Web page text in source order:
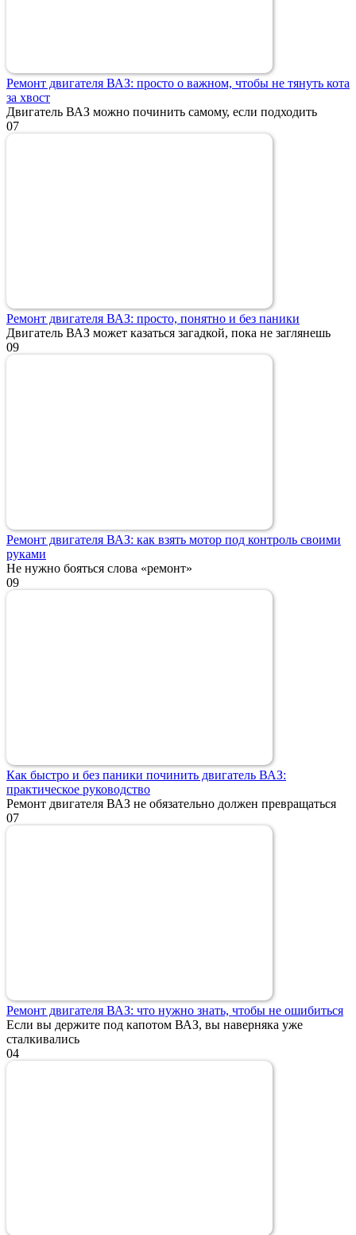
Ремонт двигателя ВАЗ: просто о важном, чтобы не тянуть кота
за хвост
Двигатель ВАЗ можно починить самому, если подходить
07
Ремонт двигателя ВАЗ: просто, понятно и без паники
Двигатель ВАЗ может казаться загадкой, пока не заглянешь
09
Ремонт двигателя ВАЗ: как взять мотор под контроль своими
руками
Не нужно бояться слова «ремонт»
09
Как быстро и без паники починить двигатель ВАЗ:
практическое руководство
Ремонт двигателя ВАЗ не обязательно должен превращаться
07
Ремонт двигателя ВАЗ: что нужно знать, чтобы не ошибиться
Если вы держите под капотом ВАЗ, вы наверняка уже
сталкивались
04